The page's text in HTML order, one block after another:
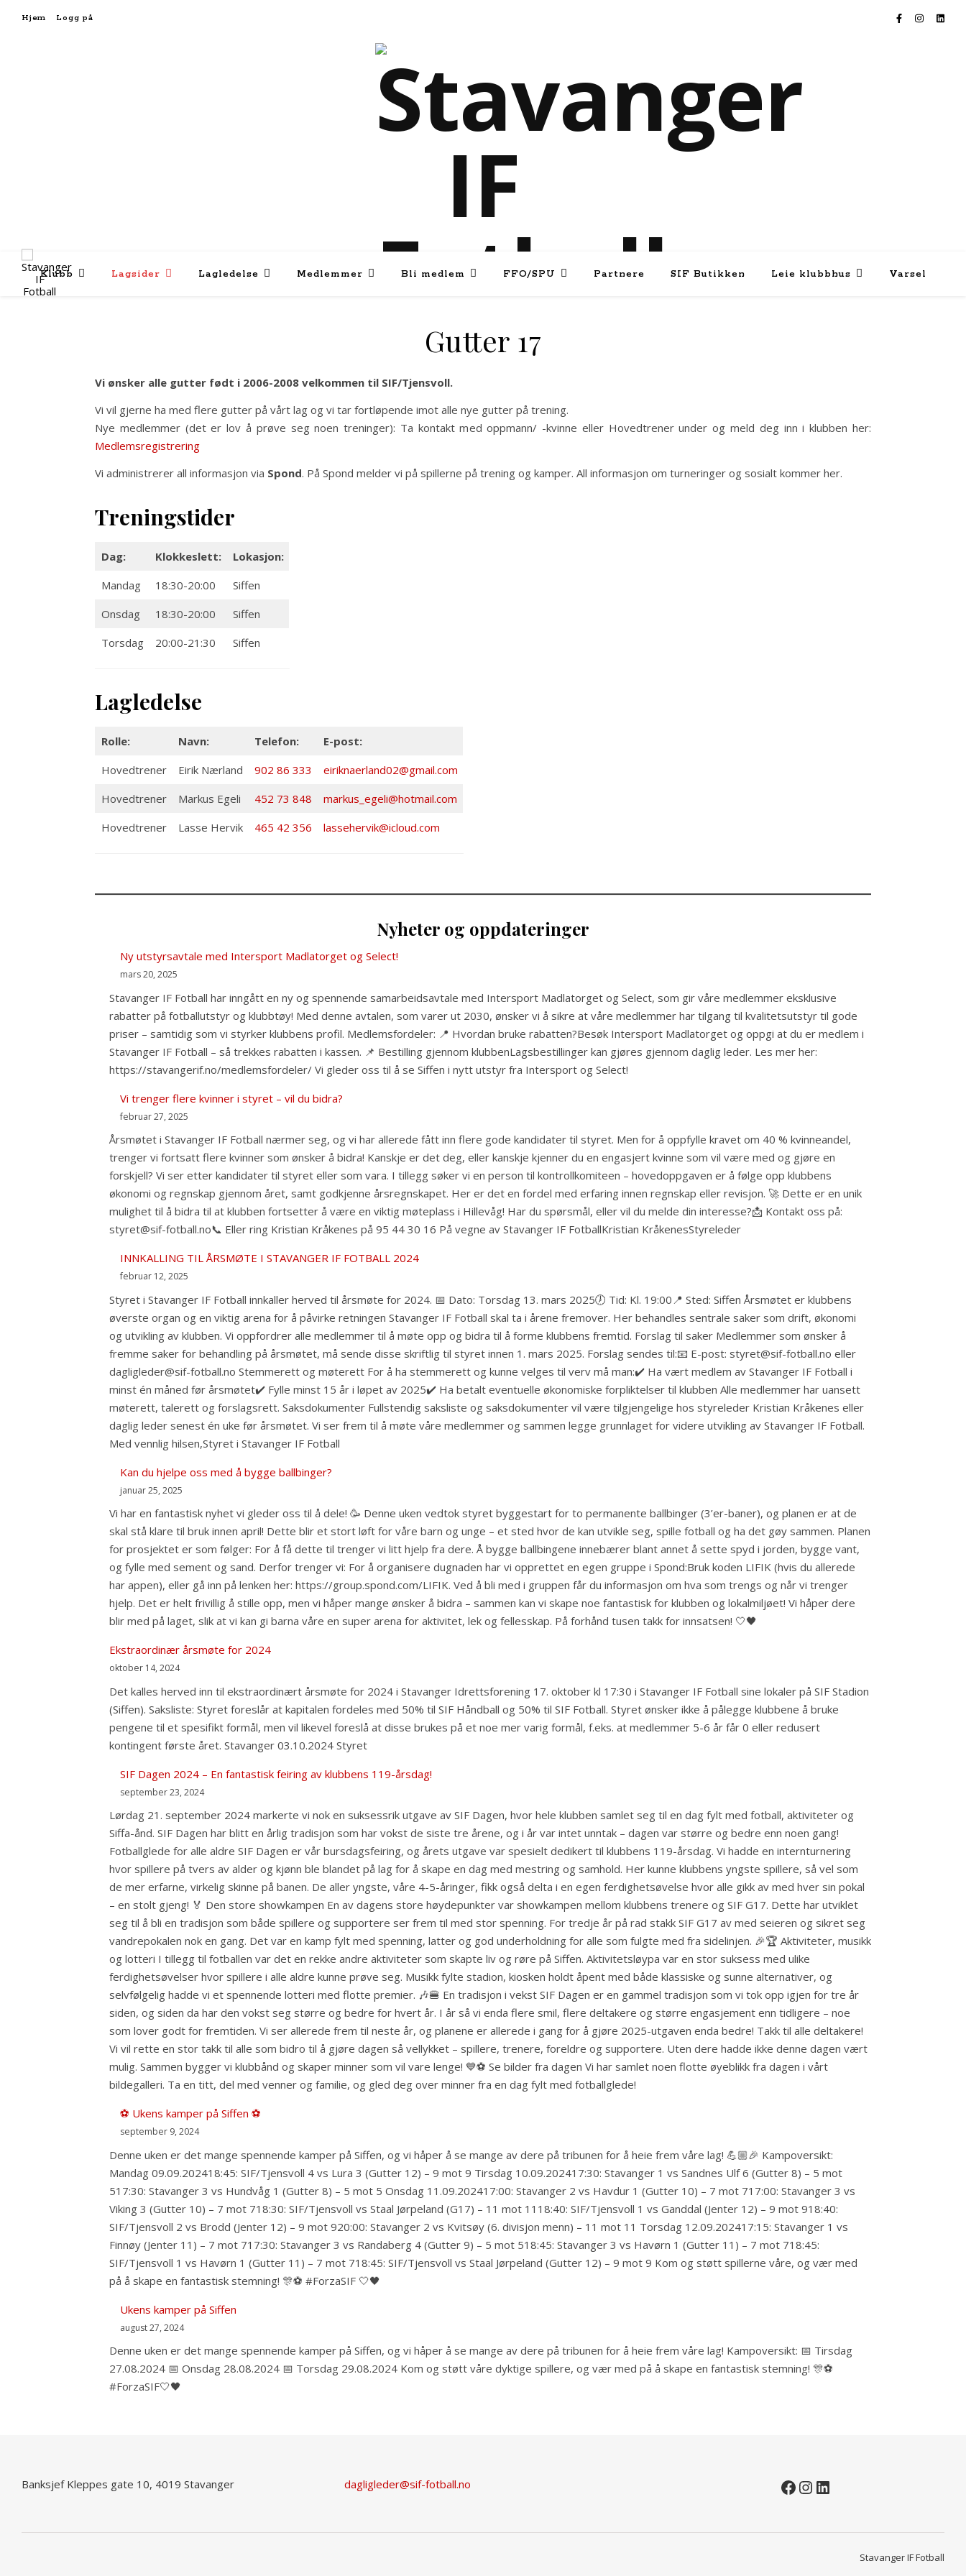
Hjem Logg på
Stavanger IF Fotball
Klubb Lagsider Lagledelse Medlemmer Bli medlem FFO/SPU Partnere SIF Butikken Leie klubbhus Varsel
Gutter 17
Vi ønsker alle gutter født i 2006-2008 velkommen til SIF/Tjensvoll.
Vi vil gjerne ha med flere gutter på vårt lag og vi tar fortløpende imot alle nye gutter på trening.
Nye medlemmer (det er lov å prøve seg noen treninger): Ta kontakt med oppmann/ -kvinne eller Hovedtrener under og meld deg inn i klubben her:
Medlemsregistrering
Vi administrerer all informasjon via Spond. På Spond melder vi på spillerne på trening og kamper. All informasjon om turneringer og sosialt kommer her.
Treningstider
Dag: Klokkeslett:
Lokasjon:
Mandag
18:30-20:00
Siffen
Onsdag
18:30-20:00
Siffen
Torsdag
20:00-21:30 Siffen
Lagledelse
Rolle: Navn: Telefon:
E-post:
Hovedtrener
Eirik Nærland 902 86 333
eiriknaerland02@gmail.com
Hovedtrener
Markus Egeli 452 73 848
markus_egeli@hotmail.com
Hovedtrener
Lasse Hervik 465 42 356 lassehervik@icloud.com
Nyheter og oppdateringer
Ny utstyrsavtale med Intersport Madlatorget og Select!
mars 20, 2025
Stavanger IF Fotball har inngått en ny og spennende samarbeidsavtale med Intersport Madlatorget og Select, som gir våre medlemmer eksklusive
rabatter på fotballutstyr og klubbtøy! Med denne avtalen, som varer ut 2030, ønsker vi å sikre at våre medlemmer har tilgang til kvalitetsutstyr til gode
priser – samtidig som vi styrker klubbens profil. Medlemsfordeler: 📍 Hvordan bruke rabatten?Besøk Intersport Madlatorget og oppgi at du er medlem i
Stavanger IF Fotball – så trekkes rabatten i kassen. 📌 Bestilling gjennom klubbenLagsbestillinger kan gjøres gjennom daglig leder. Les mer her:
https://stavangerif.no/medlemsfordeler/ Vi gleder oss til å se Siffen i nytt utstyr fra Intersport og Select!
Vi trenger flere kvinner i styret – vil du bidra?
februar 27, 2025
Årsmøtet i Stavanger IF Fotball nærmer seg, og vi har allerede fått inn flere gode kandidater til styret. Men for å oppfylle kravet om 40 % kvinneandel,
trenger vi fortsatt flere kvinner som ønsker å bidra! Kanskje er det deg, eller kanskje kjenner du en engasjert kvinne som vil være med og gjøre en
forskjell? Vi ser etter kandidater til styret eller som vara. I tillegg søker vi en person til kontrollkomiteen – hovedoppgaven er å følge opp klubbens
økonomi og regnskap gjennom året, samt godkjenne årsregnskapet. Her er det en fordel med erfaring innen regnskap eller revisjon. 🚀 Dette er en unik
mulighet til å bidra til at klubben fortsetter å være en viktig møteplass i Hillevåg! Har du spørsmål, eller vil du melde din interesse?📩 Kontakt oss på:
styret@sif-fotball.no📞 Eller ring Kristian Kråkenes på 95 44 30 16 På vegne av Stavanger IF FotballKristian KråkenesStyreleder
INNKALLING TIL ÅRSMØTE I STAVANGER IF FOTBALL 2024
februar 12, 2025
Styret i Stavanger IF Fotball innkaller herved til årsmøte for 2024. 📅 Dato: Torsdag 13. mars 2025🕖 Tid: Kl. 19:00📍 Sted: Siffen Årsmøtet er klubbens
øverste organ og en viktig arena for å påvirke retningen Stavanger IF Fotball skal ta i årene fremover. Her behandles sentrale saker som drift, økonomi
og utvikling av klubben. Vi oppfordrer alle medlemmer til å møte opp og bidra til å forme klubbens fremtid. Forslag til saker Medlemmer som ønsker å
fremme saker for behandling på årsmøtet, må sende disse skriftlig til styret innen 1. mars 2025. Forslag sendes til:📧 E-post: styret@sif-fotball.no eller
dagligleder@sif-fotball.no Stemmerett og møterett For å ha stemmerett og kunne velges til verv må man:✔️ Ha vært medlem av Stavanger IF Fotball i
minst én måned før årsmøtet✔️ Fylle minst 15 år i løpet av 2025✔️ Ha betalt eventuelle økonomiske forpliktelser til klubben Alle medlemmer har uansett
møterett, talerett og forslagsrett. Saksdokumenter Fullstendig saksliste og saksdokumenter vil være tilgjengelige hos styreleder Kristian Kråkenes eller
daglig leder senest én uke før årsmøtet. Vi ser frem til å møte våre medlemmer og sammen legge grunnlaget for videre utvikling av Stavanger IF Fotball.
Med vennlig hilsen,Styret i Stavanger IF Fotball
Kan du hjelpe oss med å bygge ballbinger?
januar 25, 2025
Vi har en fantastisk nyhet vi gleder oss til å dele! 🥳 Denne uken vedtok styret byggestart for to permanente ballbinger (3’er-baner), og planen er at de
skal stå klare til bruk innen april! Dette blir et stort løft for våre barn og unge – et sted hvor de kan utvikle seg, spille fotball og ha det gøy sammen. Planen
for prosjektet er som følger: For å få dette til trenger vi litt hjelp fra dere. Å bygge ballbingene innebærer blant annet å sette spyd i jorden, bygge vant,
og fylle med sement og sand. Derfor trenger vi: For å organisere dugnaden har vi opprettet en egen gruppe i Spond:Bruk koden LIFIK (hvis du allerede
har appen), eller gå inn på lenken her: https://group.spond.com/LIFIK. Ved å bli med i gruppen får du informasjon om hva som trengs og når vi trenger
hjelp. Det er helt frivillig å stille opp, men vi håper mange ønsker å bidra – sammen kan vi skape noe fantastisk for klubben og lokalmiljøet! Vi håper dere
blir med på laget, slik at vi kan gi barna våre en super arena for aktivitet, lek og fellesskap. På forhånd tusen takk for innsatsen! 🤍🖤
Ekstraordinær årsmøte for 2024
oktober 14, 2024
Det kalles herved inn til ekstraordinært årsmøte for 2024 i Stavanger Idrettsforening 17. oktober kl 17:30 i Stavanger IF Fotball sine lokaler på SIF Stadion
(Siffen). Saksliste: Styret foreslår at kapitalen fordeles med 50% til SIF Håndball og 50% til SIF Fotball. Styret ønsker ikke å pålegge klubbene å bruke
pengene til et spesifikt formål, men vil likevel foreslå at disse brukes på et noe mer varig formål, f.eks. at medlemmer 5-6 år får 0 eller redusert
kontingent første året. Stavanger 03.10.2024 Styret
SIF Dagen 2024 – En fantastisk feiring av klubbens 119-årsdag!
september 23, 2024
Lørdag 21. september 2024 markerte vi nok en suksessrik utgave av SIF Dagen, hvor hele klubben samlet seg til en dag fylt med fotball, aktiviteter og
Siffa-ånd. SIF Dagen har blitt en årlig tradisjon som har vokst de siste tre årene, og i år var intet unntak – dagen var større og bedre enn noen gang!
Fotballglede for alle aldre SIF Dagen er vår bursdagsfeiring, og årets utgave var spesielt dedikert til klubbens 119-årsdag. Vi hadde en internturnering
hvor spillere på tvers av alder og kjønn ble blandet på lag for å skape en dag med mestring og samhold. Her kunne klubbens yngste spillere, så vel som
de mer erfarne, virkelig skinne på banen. De aller yngste, våre 4-5-åringer, fikk også delta i en egen ferdighetsøvelse hvor alle gikk av med hver sin pokal
– en stolt gjeng! 🏅 Den store showkampen En av dagens store høydepunkter var showkampen mellom klubbens trenere og SIF G17. Dette har utviklet
seg til å bli en tradisjon som både spillere og supportere ser frem til med stor spenning. For tredje år på rad stakk SIF G17 av med seieren og sikret seg
vandrepokalen nok en gang. Det var en kamp fylt med spenning, latter og god underholdning for alle som fulgte med fra sidelinjen. 🎉🏆 Aktiviteter, musikk
og lotteri I tillegg til fotballen var det en rekke andre aktiviteter som skapte liv og røre på Siffen. Aktivitetsløypa var en stor suksess med ulike
ferdighetsøvelser hvor spillere i alle aldre kunne prøve seg. Musikk fylte stadion, kiosken holdt åpent med både klassiske og sunne alternativer, og
selvfølgelig hadde vi et spennende lotteri med flotte premier. 🎶🍔 En tradisjon i vekst SIF Dagen er en gammel tradisjon som vi tok opp igjen for tre år
siden, og siden da har den vokst seg større og bedre for hvert år. I år så vi enda flere smil, flere deltakere og større engasjement enn tidligere – noe
som lover godt for fremtiden. Vi ser allerede frem til neste år, og planene er allerede i gang for å gjøre 2025-utgaven enda bedre! Takk til alle deltakere!
Vi vil rette en stor takk til alle som bidro til å gjøre dagen så vellykket – spillere, trenere, foreldre og supportere. Uten dere hadde ikke denne dagen vært
mulig. Sammen bygger vi klubbånd og skaper minner som vil vare lenge! 💙⚽ Se bilder fra dagen Vi har samlet noen flotte øyeblikk fra dagen i vårt
bildegalleri. Ta en titt, del med venner og familie, og gled deg over minner fra en dag fylt med fotballglede!
⚽️ Ukens kamper på Siffen ⚽️
september 9, 2024
Denne uken er det mange spennende kamper på Siffen, og vi håper å se mange av dere på tribunen for å heie frem våre lag! 💪🏼🎉 Kampoversikt:
Mandag 09.09.202418:45: SIF/Tjensvoll 4 vs Lura 3 (Gutter 12) – 9 mot 9 Tirsdag 10.09.202417:30: Stavanger 1 vs Sandnes Ulf 6 (Gutter 8) – 5 mot
517:30: Stavanger 3 vs Hundvåg 1 (Gutter 8) – 5 mot 5 Onsdag 11.09.202417:00: Stavanger 2 vs Havdur 1 (Gutter 10) – 7 mot 717:00: Stavanger 3 vs
Viking 3 (Gutter 10) – 7 mot 718:30: SIF/Tjensvoll vs Staal Jørpeland (G17) – 11 mot 1118:40: SIF/Tjensvoll 1 vs Ganddal (Jenter 12) – 9 mot 918:40:
SIF/Tjensvoll 2 vs Brodd (Jenter 12) – 9 mot 920:00: Stavanger 2 vs Kvitsøy (6. divisjon menn) – 11 mot 11 Torsdag 12.09.202417:15: Stavanger 1 vs
Finnøy (Jenter 11) – 7 mot 717:30: Stavanger 3 vs Randaberg 4 (Gutter 9) – 5 mot 518:45: Stavanger 3 vs Havørn 1 (Gutter 11) – 7 mot 718:45:
SIF/Tjensvoll 1 vs Havørn 1 (Gutter 11) – 7 mot 718:45: SIF/Tjensvoll vs Staal Jørpeland (Gutter 12) – 9 mot 9 Kom og støtt spillerne våre, og vær med
på å skape en fantastisk stemning! 🎊⚽️ #ForzaSIF 🤍🖤
Ukens kamper på Siffen
august 27, 2024
Denne uken er det mange spennende kamper på Siffen, og vi håper å se mange av dere på tribunen for å heie frem våre lag! Kampoversikt: 📅 Tirsdag
27.08.2024 📅 Onsdag 28.08.2024 📅 Torsdag 29.08.2024 Kom og støtt våre dyktige spillere, og vær med på å skape en fantastisk stemning! 🎊⚽️
#ForzaSIF🤍🖤
Banksjef Kleppes gate 10, 4019 Stavanger dagligleder@sif-fotball.no Facebook
Instagram
LinkedIn
Stavanger IF Fotball